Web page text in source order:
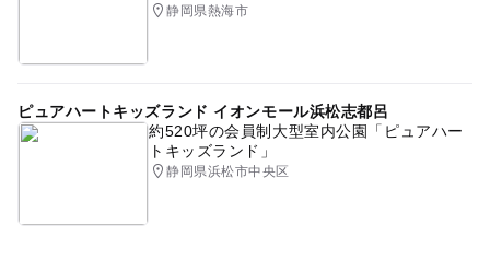
未就学児 未就学児OK
親子で楽しめる 親子イベント 工作・クラフト体験
科学実験・サイエンス工作 暑い日でもOK・屋内施設
静岡県熱海市
ピュアハートキッズランド イオンモール浜松志都呂
約520坪の会員制大型室内公園「ピュアハー
トキッズランド」
静岡県浜松市中央区